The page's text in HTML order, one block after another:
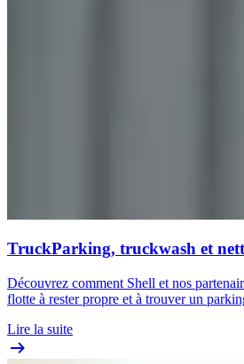
TruckParking, truckwash et
Découvrez comment Shell et nos
flotte à rester propre et à trouver un
Lire la suite